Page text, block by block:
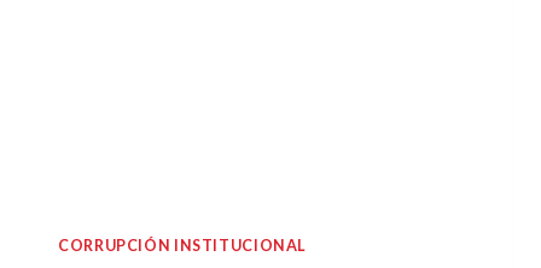
CORRUPCIÓN INSTITUCIONAL